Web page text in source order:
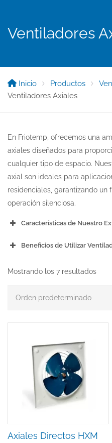
Ventiladores
Inicio Productos
Ventiladores Axiales
En Friotemp, ofrecemos una
axiales diseñados para
cualquier tipo de espacio.
axial son ideales para
residenciales, garantizando un
operación silenciosa.
Características de Nuestro
Alta Eficiencia:
Versatilidad:
Fácil Instalación:
Beneficios de Utilizar
Mejora de la Calidad del
Reducción de Calor:
Funcionamiento
Mostrando los 7 resultados
Axiales Directos HXM